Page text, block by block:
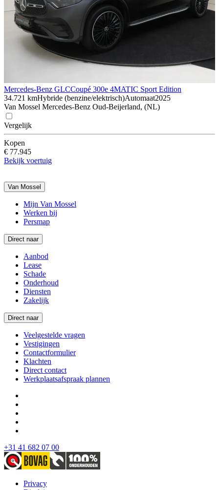
Mercedes-Benz GLCCoupé 300e 4MATIC Sport Edition
34.721 kmHybride (benzine/elektrisch)Automaat2025
Van Mossel Mercedes-Benz Oud-Beijerland, (NL)
Vergelijk
Kopen
€ 77.945
Bekijk voertuig
Van Mossel
Mijn Van Mossel
Werken bij
Persmap
Direct naar
Aanbod
Lease
Schade
Onderhoud
Diensten
Zakelijk
Direct naar
Veelgestelde vragen
Vestigingen
Contactformulier
Klachten
Direct contact
Werkplaatsafspraak plannen
+31 41 682 07 00
Privacy